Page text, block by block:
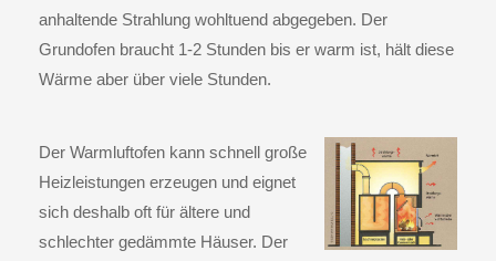
anhaltende Strahlung wohltuend abgegeben. Der
Grundofen braucht 1-2 Stunden bis er warm ist, hält diese
Wärme aber über viele Stunden.
Der Warmluftofen kann schnell große
Heizleistungen erzeugen und eignet
sich deshalb oft für ältere und
schlechter gedämmte Häuser. Der